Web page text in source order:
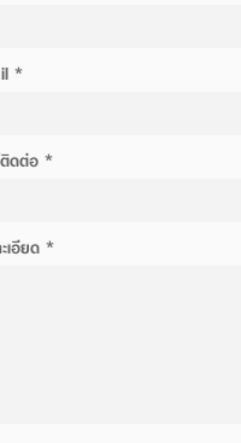
ดต่อ
เอียด